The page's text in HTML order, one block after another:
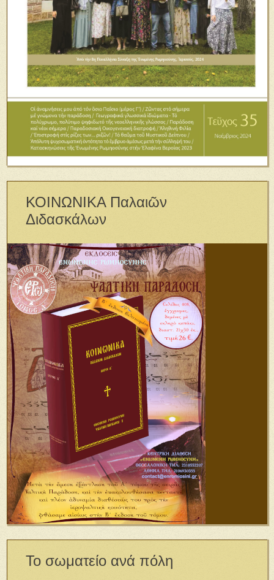
ΚΟΙΝΩΝΙΚΑ Παλαιῶν
Διδασκάλων
Το σωματείο ανά πόλη